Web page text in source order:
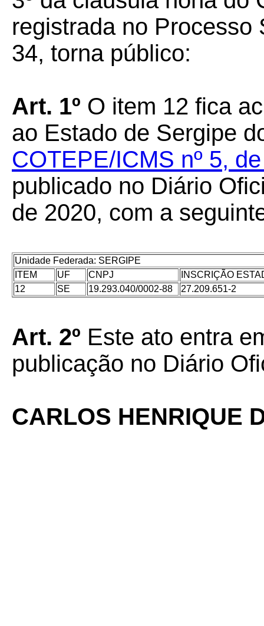
registrada no Processo
34, torna público:
Art. 1º O item 12 fica
ao Estado de Sergipe
COTEPE/ICMS nº 5,
publicado no Diário
de 2020, com a
Unidade Federada: SERGIPE
ITEM
UF CNPJ
INSCRIÇÃO
12
SE 19.293.040/0002-88 27.209.651-2
Art. 2º Este ato entra
publicação no Diário
CARLOS HENRIQUE